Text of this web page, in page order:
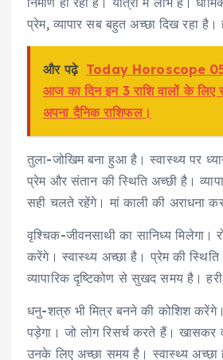
प्रेम, व्‍यापार सब बहुत अच्‍छा दिख रहा
और पढ़े Today Horoscope
आज का दिन इन 3 राशि वालों के लिए
अपना दैनिक राशिफल।
तुला-जोखिम बना हुआ है। स्‍वास्‍थ्‍य पर
प्रेम और संतान की स्थिति अच्‍छी है।
सही चलते रहेंगे। मां काली की अराधना
वृश्चिक-जीवनसाथी का सानिध्‍य मिलेगा।
करेंगे। स्‍वास्‍थ्‍य अच्‍छा है। प्रेम की
व्‍यापारिक दृष्टिकोण से सुखद समय है।
धनु-शत्रु भी मित्र बनने की कोशिश
पड़ेगा। जो लोग रिसर्च करते हैं। खासकर
उनके लिए अच्‍छा समय है। स्‍वास्‍थ्‍य अच्‍छा